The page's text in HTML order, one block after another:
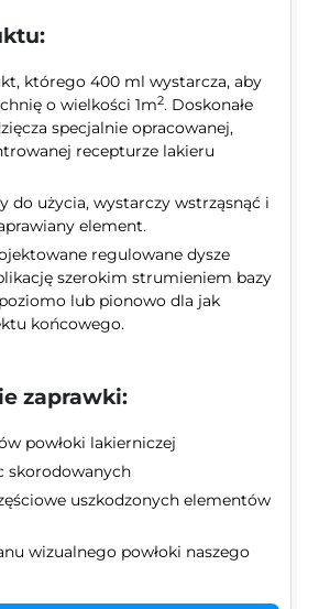
którego 400 ml wystarcza, aby
o wielkości 1m2. Doskonałe
specjalnie opracowanej,
recepturze lakieru
do użycia, wystarczy wstrząsnąć i
element.
regulowane dysze
szerokim strumieniem bazy
lub pionowo dla jak
końcowego.
zaprawki:
powłoki lakierniczej
skorodowanych
uszkodzonych elementów
wizualnego powłoki naszego